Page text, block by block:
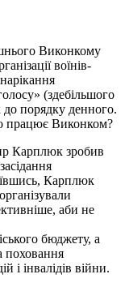
Виконкому
воїнів-
(здебільшого
до порядку денного.
працює Виконком?
Карплюк зробив
Карплюк
аби не
бюджету, а
поховання
і інвалідів війни.